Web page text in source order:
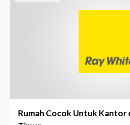
Rumah Cocok Untuk Kantor